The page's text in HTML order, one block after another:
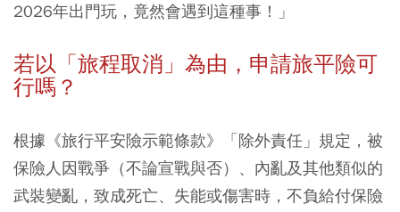
2026年出門玩，竟然會遇到這種事！」
若以「旅程取消」為由，申請旅平險可
行嗎？
根據《旅行平安險示範條款》「除外責任」規定，被
保險人因戰爭（不論宣戰與否）、內亂及其他類似的
武裝變亂，致成死亡、失能或傷害時，不負給付保險